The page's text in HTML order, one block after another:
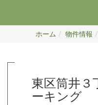
ホーム 物件情報
東区筒井
ーキング